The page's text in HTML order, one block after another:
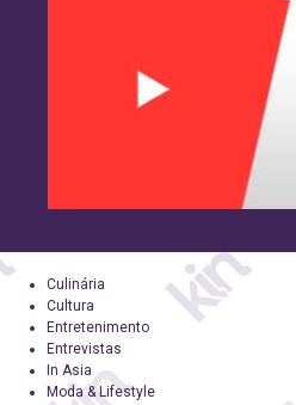
Culinária
Cultura
Entretenimento
Entrevistas
In Asia
Moda & Lifestyle